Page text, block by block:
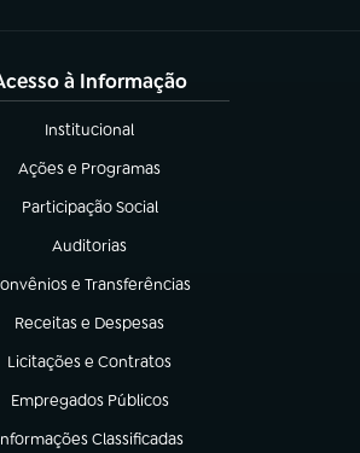
à Informação
Institucional
(abre em nova aba)
Ações e Programas
(abre em nova aba)
Participação Social
(abre em nova aba)
Auditorias
(abre em nova aba)
e Transferências
em nova aba)
Receitas e Despesas
(abre em nova aba)
Licitações e Contratos
(abre em nova aba)
Empregados Públicos
(abre em nova aba)
Classificadas
em nova aba)